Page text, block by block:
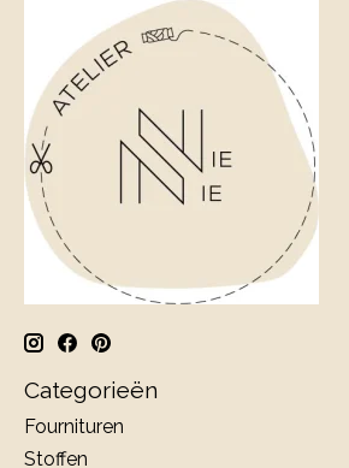
Categorieën
Fournituren
Stoffen